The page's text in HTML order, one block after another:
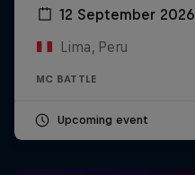
12 September 2026
Lima, Peru
MC BATTLE
Upcoming event